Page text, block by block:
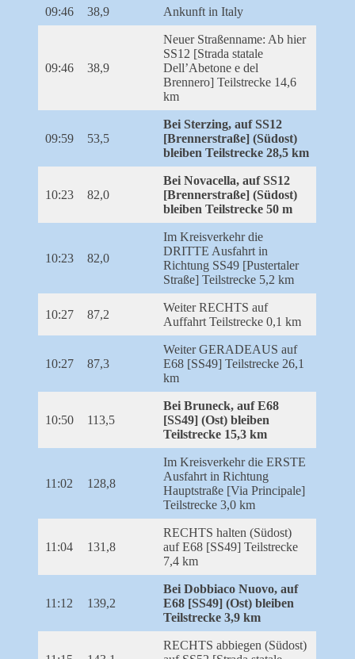
09:46 38,9 Ankunft in Italy
09:46 38,9
Neuer Straßenname: Ab hier
SS12 [Strada statale
Dell’Abetone e del
Brennero] Teilstrecke 14,6
km
09:59 53,5
Bei Sterzing, auf SS12
[Brennerstraße] (Südost)
bleiben Teilstrecke 28,5 km
10:23 82,0
Bei Novacella, auf SS12
[Brennerstraße] (Südost)
bleiben Teilstrecke 50 m
10:23 82,0
Im Kreisverkehr die
DRITTE Ausfahrt in
Richtung SS49 [Pustertaler
Straße] Teilstrecke 5,2 km
10:27 87,2
Weiter RECHTS auf
Auffahrt Teilstrecke 0,1 km
10:27 87,3
Weiter GERADEAUS auf
E68 [SS49] Teilstrecke 26,1
km
10:50 113,5
Bei Bruneck, auf E68
[SS49] (Ost) bleiben
Teilstrecke 15,3 km
11:02 128,8
Im Kreisverkehr die ERSTE
Ausfahrt in Richtung
Hauptstraße [Via Principale]
Teilstrecke 3,0 km
11:04 131,8
RECHTS halten (Südost)
auf E68 [SS49] Teilstrecke
7,4 km
11:12 139,2
Bei Dobbiaco Nuovo, auf
E68 [SS49] (Ost) bleiben
Teilstrecke 3,9 km
RECHTS abbiegen (Südost)